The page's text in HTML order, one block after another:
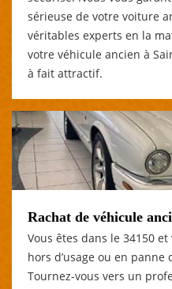
sérieuse de votre voiture
véritables experts en la
votre véhicule ancien à
à fait attractif.
Rachat de véhicule
Vous êtes dans le 34150
hors d’usage ou en panne
Tournez-vous vers un